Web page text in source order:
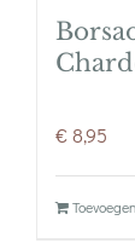
€8,95